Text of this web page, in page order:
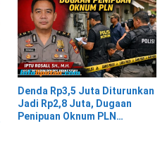
Denda Rp3,5 Juta Diturunkan
Jadi Rp2,8 Juta, Dugaan
Penipuan Oknum PLN